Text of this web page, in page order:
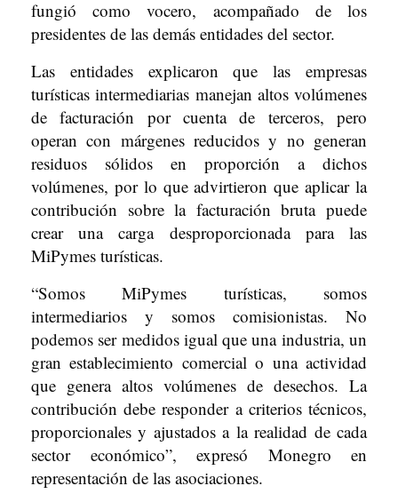
fungió como vocero, acompañado de los
presidentes de las demás entidades del sector.
Las entidades explicaron que las empresas
turísticas intermediarias manejan altos volúmenes
de facturación por cuenta de terceros, pero
operan con márgenes reducidos y no generan
residuos sólidos en proporción a dichos
volúmenes, por lo que advirtieron que aplicar la
contribución sobre la facturación bruta puede
crear una carga desproporcionada para las
MiPymes turísticas.
“Somos MiPymes turísticas, somos
intermediarios y somos comisionistas. No
podemos ser medidos igual que una industria, un
gran establecimiento comercial o una actividad
que genera altos volúmenes de desechos. La
contribución debe responder a criterios técnicos,
proporcionales y ajustados a la realidad de cada
sector económico”, expresó Monegro en
representación de las asociaciones.